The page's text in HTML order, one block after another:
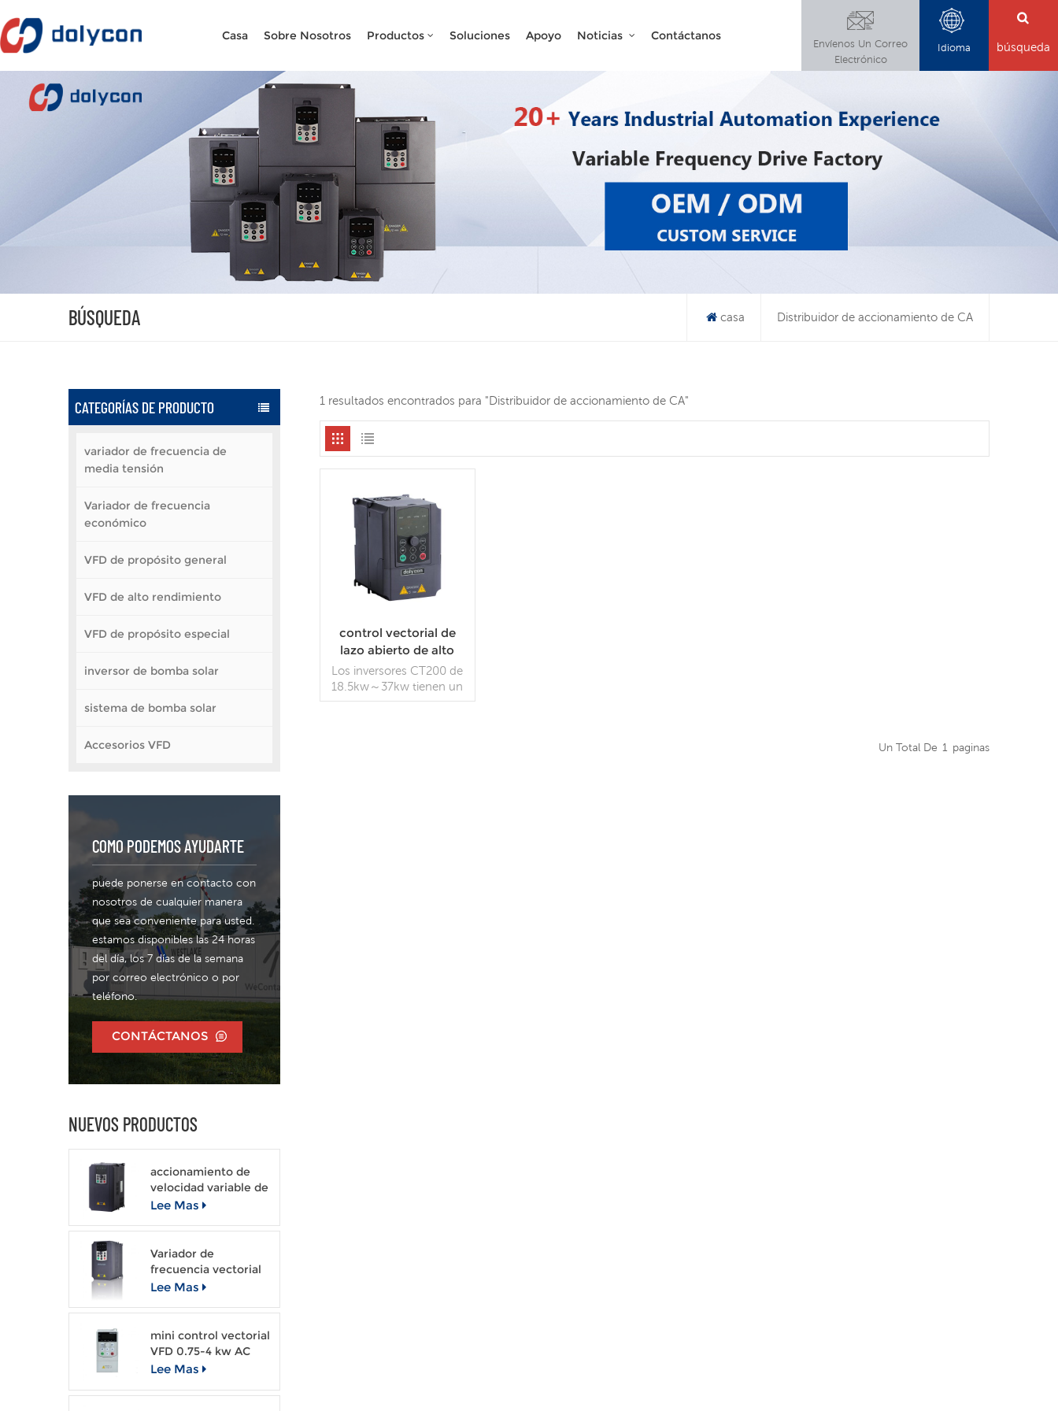
Casa Sobre Nosotros Productos Soluciones Apoyo Noticias Contáctanos
Envíenos Un Correo
Electrónico
Idioma búsqueda
¿Qué Buscas?
BÚSQUEDA casa Distribuidor de accionamiento de CA
CATEGORÍAS DE PRODUCTO
variador de frecuencia de
media tensión
Variador de frecuencia
económico
VFD de propósito general
VFD de alto rendimiento
VFD de propósito especial
inversor de bomba solar
sistema de bomba solar
Accesorios VFD
COMO PODEMOS AYUDARTE
puede ponerse en contacto con
nosotros de cualquier manera
que sea conveniente para usted.
estamos disponibles las 24 horas
del día, los 7 días de la semana
por correo electrónico o por
teléfono.
CONTÁCTANOS
NUEVOS PRODUCTOS
accionamiento de
velocidad variable de
CA VFD de propósito
Lee Mas
Variador de
frecuencia vectorial
de lazo abierto de
Lee Mas
mini control vectorial
VFD 0.75-4 kw AC
drive
Lee Mas
1 resultados encontrados para "Distribuidor de accionamiento de CA"
control vectorial de
lazo abierto de alto
rendimiento VFD
CT200
Los inversores CT200 de
18.5kw～37kw tienen un
reactor de CC
Un Total De 1 Paginas